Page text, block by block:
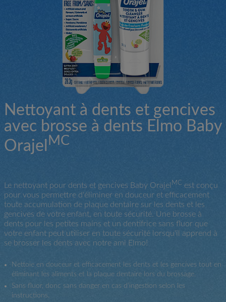
Nettoyant à dents et gencives
avec brosse à dents Elmo Baby
Orajel MC
Le nettoyant pour dents et gencives Baby Orajel MC est conçu
pour vous permettre d'éliminer en douceur et efficacement
toute accumulation de plaque dentaire sur les dents et les
gencives de votre enfant, en toute sécurité. Une brosse à
dents pour les petites mains et un dentifrice sans fluor que
votre enfant peut utiliser en toute sécurité lorsqu'il apprend à
se brosser les dents avec notre ami Elmo!
Nettoie en douceur et efficacement les dents et les gencives tout en
éliminant les aliments et la plaque dentaire lors du brossage.
Sans fluor, donc sans danger en cas d’ingestion selon les
instructions.